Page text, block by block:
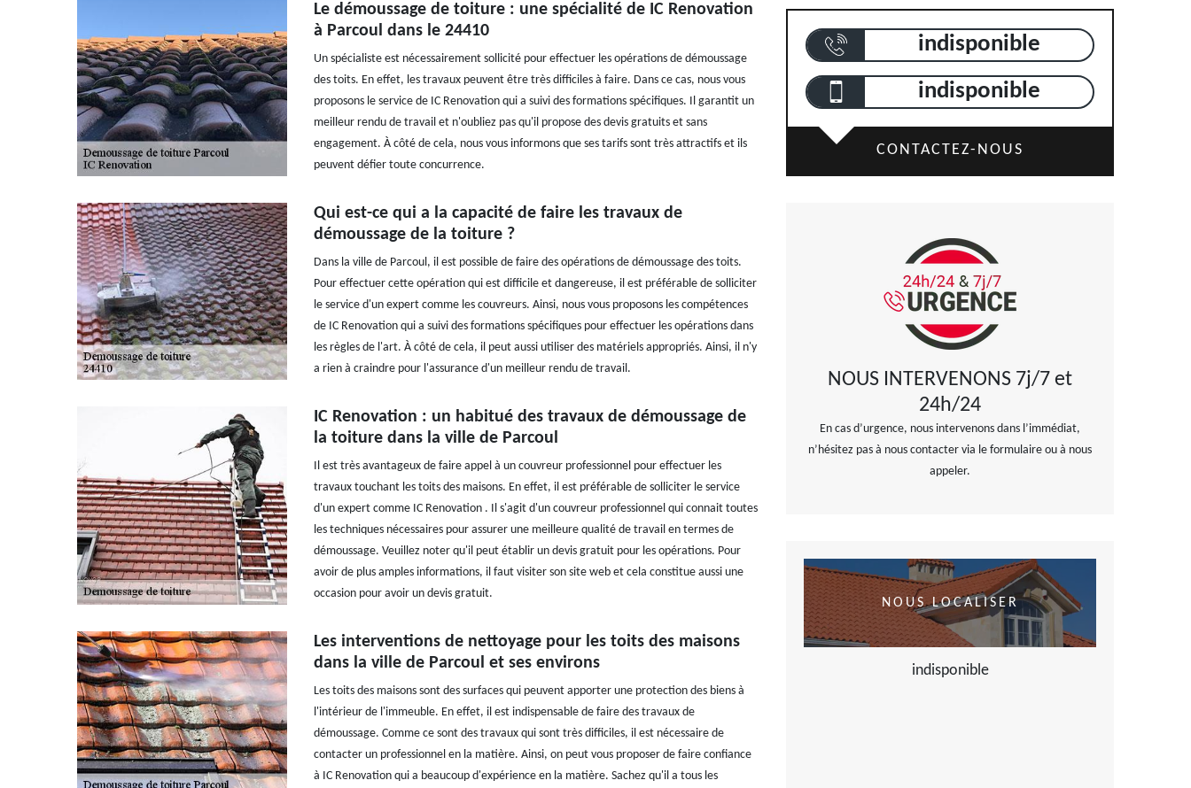
Le démoussage de toiture : une spécialité de IC Renovation
à Parcoul dans le 24410
Un spécialiste est nécessairement sollicité pour effectuer les opérations de démoussage
des toits. En effet, les travaux peuvent être très difficiles à faire. Dans ce cas, nous vous
proposons le service de IC Renovation qui a suivi des formations spécifiques. Il garantit un
meilleur rendu de travail et n'oubliez pas qu'il propose des devis gratuits et sans
engagement. À côté de cela, nous vous informons que ses tarifs sont très attractifs et ils
peuvent défier toute concurrence.
Qui est-ce qui a la capacité de faire les travaux de
démoussage de la toiture ?
Dans la ville de Parcoul, il est possible de faire des opérations de démoussage des toits.
Pour effectuer cette opération qui est difficile et dangereuse, il est préférable de solliciter
le service d'un expert comme les couvreurs. Ainsi, nous vous proposons les compétences
de IC Renovation qui a suivi des formations spécifiques pour effectuer les opérations dans
les règles de l'art. À côté de cela, il peut aussi utiliser des matériels appropriés. Ainsi, il n'y
a rien à craindre pour l'assurance d'un meilleur rendu de travail.
IC Renovation : un habitué des travaux de démoussage de
la toiture dans la ville de Parcoul
Il est très avantageux de faire appel à un couvreur professionnel pour effectuer les
travaux touchant les toits des maisons. En effet, il est préférable de solliciter le service
d'un expert comme IC Renovation . Il s'agit d'un couvreur professionnel qui connait toutes
les techniques nécessaires pour assurer une meilleure qualité de travail en termes de
démoussage. Veuillez noter qu'il peut établir un devis gratuit pour les opérations. Pour
avoir de plus amples informations, il faut visiter son site web et cela constitue aussi une
occasion pour avoir un devis gratuit.
Les interventions de nettoyage pour les toits des maisons
dans la ville de Parcoul et ses environs
Les toits des maisons sont des surfaces qui peuvent apporter une protection des biens à
l'intérieur de l'immeuble. En effet, il est indispensable de faire des travaux de
démoussage. Comme ce sont des travaux qui sont très difficiles, il est nécessaire de
contacter un professionnel en la matière. Ainsi, on peut vous proposer de faire confiance
à IC Renovation qui a beaucoup d'expérience en la matière. Sachez qu'il a tous les
indisponible
indisponible
CONTACTEZ-NOUS
NOUS INTERVENONS 7j/7 et
24h/24
En cas d’urgence, nous intervenons dans l’immédiat,
n’hésitez pas à nous contacter via le formulaire ou à nous
appeler.
NOUS LOCALISER
indisponible